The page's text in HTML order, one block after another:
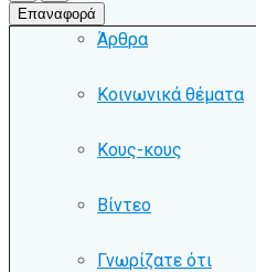
Άρθρα
Κοινωνικά θέματα
Κους-κους
Βίντεο
Γνωρίζατε ότι
Επαναφορά